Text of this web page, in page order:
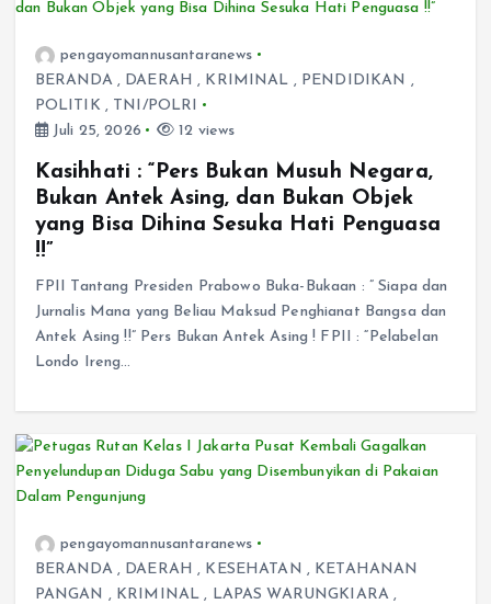
pengayomannusantaranews
BERANDA, DAERAH , KRIMINAL , PENDIDIKAN ,
POLITIK , TNI/POLRI
Juli 25, 2026
12 views
Kasihhati : “Pers Bukan Musuh Negara,
Bukan Antek Asing, dan Bukan Objek
yang Bisa Dihina Sesuka Hati Penguasa
!!”
FPII Tantang Presiden Prabowo Buka-Bukaan : ” Siapa dan
Jurnalis Mana yang Beliau Maksud Penghianat Bangsa dan
Antek Asing !!” Pers Bukan Antek Asing ! FPII : “Pelabelan
Londo Ireng…
pengayomannusantaranews
BERANDA, DAERAH , KESEHATAN , KETAHANAN
PANGAN , KRIMINAL , LAPAS WARUNGKIARA,